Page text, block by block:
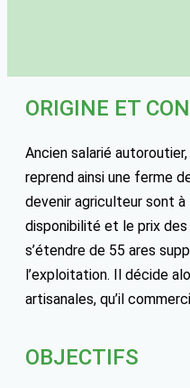
ORIGINE ET
Ancien salarié
reprend ainsi une ferme
devenir agriculteur sont à
disponibilité et le prix
s’étendre de 55 ares
l’exploitation. Il décide
artisanales, qu’il
OBJECTIFS